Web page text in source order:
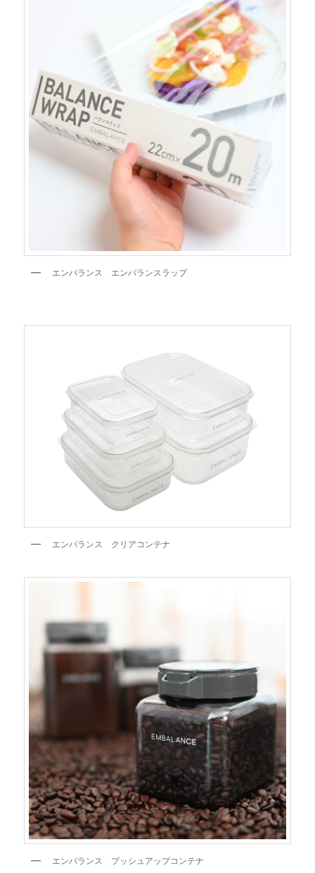
エンバランス エンバランスラップ
エンバランス クリアコンテナ
エンバランス プッシュアップコンテナ